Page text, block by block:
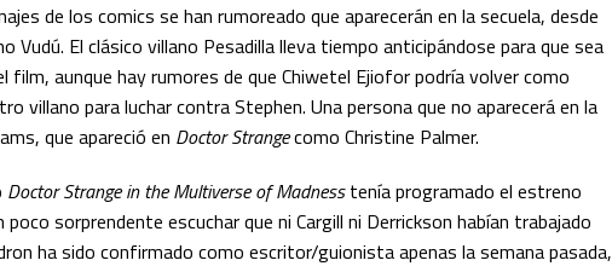
de los comics se han rumoreado que aparecerán en la secuela, desde
Vudú. El clásico villano Pesadilla lleva tiempo anticipándose para que sea
film, aunque hay rumores de que Chiwetel Ejiofor podría volver como
villano para luchar contra Stephen. Una persona que no aparecerá en la
que apareció en Doctor Strangecomo Christine Palmer.
Doctor Strange in the Multiverse of Madnesstenía programado el estreno
sorprendente escuchar que ni Cargill ni Derrickson habían trabajado
ha sido confirmado como escritor/guionista apenas la semana pasada,